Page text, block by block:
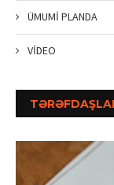
ÜMUMİ PLANDA
VİDEO